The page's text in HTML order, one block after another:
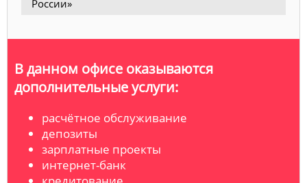
России»
В данном офисе оказываются
дополнительные услуги:
расчётное обслуживание
депозиты
зарплатные проекты
интернет-банк